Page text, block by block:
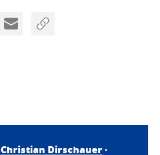
Christian Dirschauer·